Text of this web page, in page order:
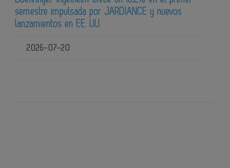
semestre impulsada por JARDIANCE y nuevos
lanzamientos en EE. UU.
2026-07-20